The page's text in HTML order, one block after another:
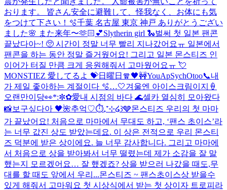
おります。 皆さん安全に避難して、怪我なく、お体にも気
をつけて下さい！ 🫧千葉 名古屋 東京 神戸 ありがとうござい
ました🌸 また来年〜🫶🏻💕Slytherin girl 🐍벌써 첫 일본 팬콘
끝났다아~! 🥺 시간이 정말 너무 빨리 지나갔어요ㅠ 일본에서
팬콘을 하는 동안 정말 즐거웠어요! 그리고 일본 몬스티즈 인
이어가 터질 만큼 크게 응원해줘서 고마웠어요ㅠ 💘
MONSTIEZ 愛してるよ 💝日曜日🧣 🖤🚧YouApSychOtoo📞내
가 제일 좋아하는 계절이다 🫧…🤍겨울엔 아이스크림이지🍦
오랜만이당👀*:✼✿愛내 시점의 바다 🌊셀카 열심히 모아왔다
📸보구싶다아 🖤🌺추억♡⏱️₊⁺⊹໒꒱🩶몬스티즈 우리의 첫 마마
가 끝났어요! 처음으로 마마에서 무대도 하고, ‘팬스 초이스’라
는 너무 값진 상도 받았는데요. 이 상은 전적으로 우리 몬스티
즈 덕분에 받은 상이에요. 늘 너무 감사합니다. 그리고 마마에
서 처음으로 상을 받아봐서 너무 떨렸는데 제가 소감을 잘 말
했는지 모르겠어요… 잘 했겠죠? 상을 받으러 나갔을 때도,무
대를 할 때도 앞에서 우리...몬스티즈 ~ 팬스초이스상 받을수
있게 해줘서 고마워요 첫 시상식에서 받는 첫 상이자 트로피라